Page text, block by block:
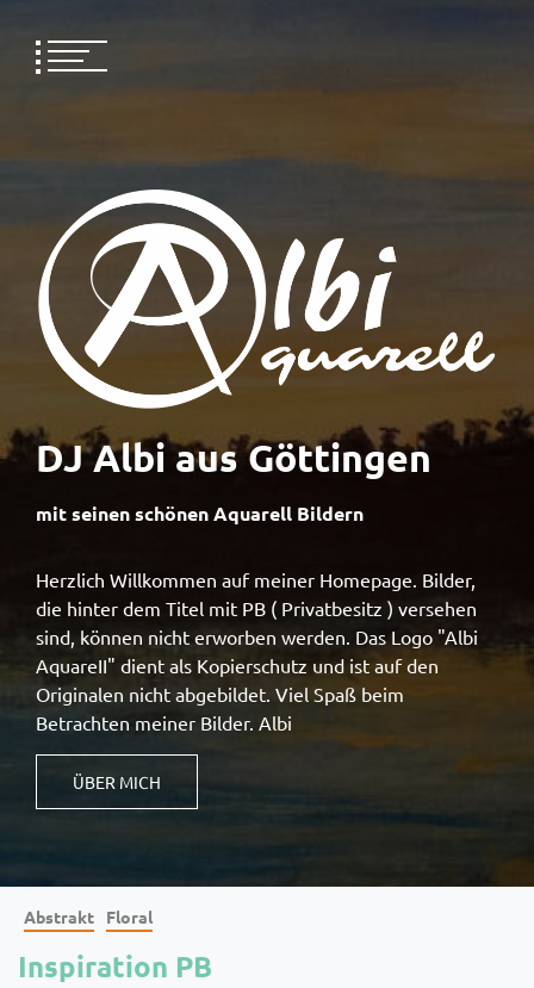
content
DJ Albi aus Göttingen
mit seinen schönen Aquarell Bildern
Herzlich Willkommen auf meiner Homepage. Bilder,
die hinter dem Titel mit PB ( Privatbesitz ) versehen
sind, können nicht erworben werden. Das Logo "Albi
AquareII" dient als Kopierschutz und ist auf den
Originalen nicht abgebildet. Viel Spaß beim
Betrachten meiner Bilder. Albi
ÜBER MICH
Abstrakt Floral
Inspiration PB